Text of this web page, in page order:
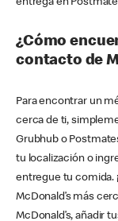
¿Cómo
contacto de
Para encontrar un
cerca de ti,
Grubhub o
tu localización o
entregue tu comida.
McDonald’s más
McDonald’s, añadir